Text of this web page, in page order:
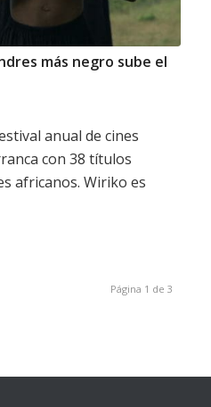
más negro sube el
anual de cines
con 38 títulos
africanos. Wiriko es
Página 1 de 3